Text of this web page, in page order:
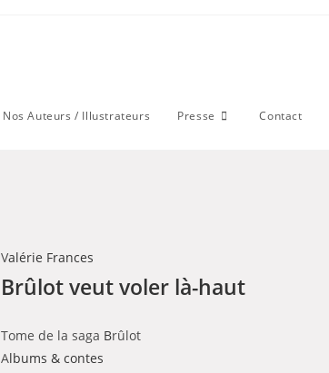
Nos Auteurs / Illustrateurs Presse Contact
Valérie Frances
Brûlot veut voler là-haut
Tome de la saga Brûlot
Albums & contes